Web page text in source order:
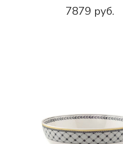
7879 руб.